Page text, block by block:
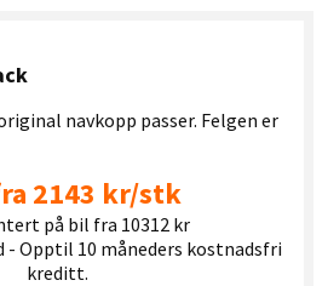
navkopp passer. Felgen er
2143 kr/stk
på bil fra 10312 kr
- Opptil 10 måneders kostnadsfri
kreditt.